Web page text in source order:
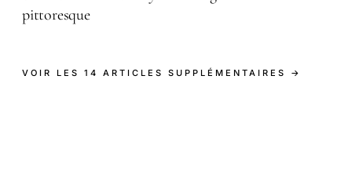
pittoresque
VOIR LES 14 ARTICLES SUPPLÉMENTAIRES →